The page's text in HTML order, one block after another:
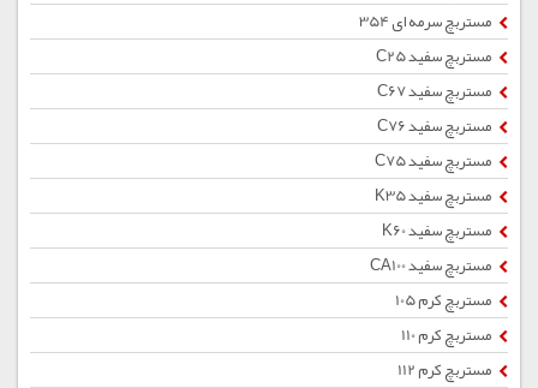
مستربچ سرمه ای 354
مستربچ سفید C25
مستربچ سفید C67
مستربچ سفید C76
مستربچ سفید C75
مستربچ سفید K35
مستربچ سفید K60
مستربچ سفید CA100
مستربچ کرم 105
مستربچ کرم 110
مستربچ کرم 112